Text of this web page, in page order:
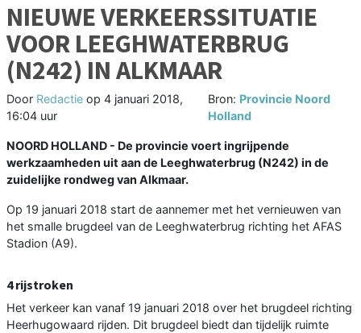
NIEUWE VERKEERSSITUATIE
VOOR LEEGHWATERBRUG
(N242) IN ALKMAAR
Door Redactie op 4 januari 2018,
16:04 uur
Bron: Provincie Noord
Holland
NOORD HOLLAND - De provincie voert ingrijpende
werkzaamheden uit aan de Leeghwaterbrug (N242) in de
zuidelijke rondweg van Alkmaar.
Op 19 januari 2018 start de aannemer met het vernieuwen van
het smalle brugdeel van de Leeghwaterbrug richting het AFAS
Stadion (A9).
4 rijstroken
Het verkeer kan vanaf 19 januari 2018 over het brugdeel richting
Heerhugowaard rijden. Dit brugdeel biedt dan tijdelijk ruimte